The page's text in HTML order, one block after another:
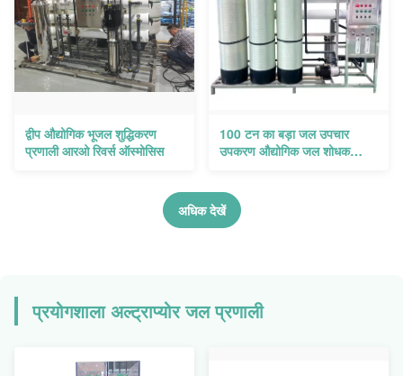
द्वीप औद्योगिक भूजल शुद्धिकरण
प्रणाली आरओ रिवर्स ऑस्मोसिस
100 टन का बड़ा जल उपचार
उपकरण औद्योगिक जल शोधक
अधिक देखें
प्रयोगशाला अल्ट्राप्योर जल प्रणाली